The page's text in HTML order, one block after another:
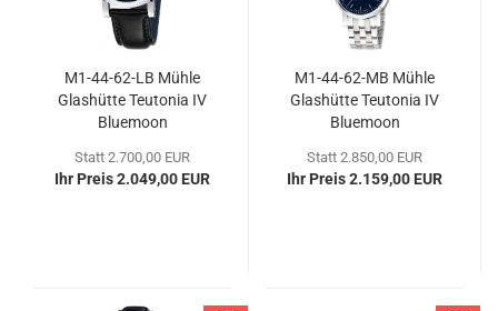
M1-​44-​62-LB Mühle
Glas­hüt­te Teu­to­nia IV
Blue­moon
Statt 2.700,00 EUR
Ihr Preis 2.049,00 EUR
M1-​44-​62-MB Mühle
Glas­hüt­te Teu­to­nia IV
Blue­moon
Statt 2.850,00 EUR
Ihr Preis 2.159,00 EUR